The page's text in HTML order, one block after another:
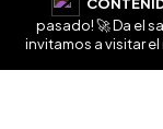
pasado! 🚀 Da el
invitamos a visitar